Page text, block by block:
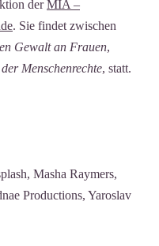
derMIA –
. Sie findet zwischen
Gewalt an Frauen,
Menschenrechte, statt.
Masha Raymers,
Productions, Yaroslav